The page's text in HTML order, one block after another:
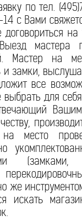
по тел.
с Вами
мастера
Мастер на
замки,
все
для
место
(замками,
же
искать